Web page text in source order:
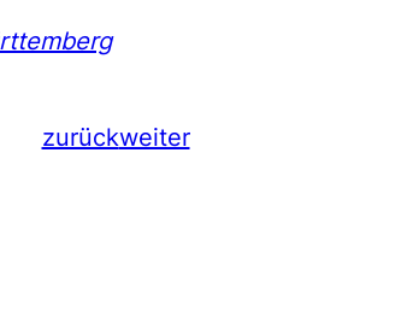
zurückweiter